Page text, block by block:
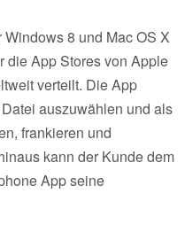
8 und Mac OS X
die App Stores von Apple
verteilt. Die App
auszuwählen und als
frankieren und
kann der Kunde dem
App seine